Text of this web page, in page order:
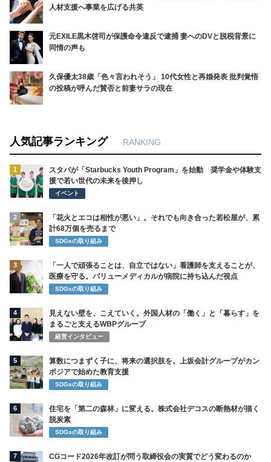
人材支援へ事業を広げる共英
元EXILE黒木啓司が保護命令違反で逮捕 妻へのDVと脱税背景に
同情の声も
久保優太38歳「色々言われそう」 10代女性と再婚発表 批判覚悟
の投稿が呼んだ賛否と前妻サラの現在
人気記事ランキング RANKING
1
スタバが「Starbucks Youth Program」を始動 奨学金や体験支
援で若い世代の未来を後押し
イベント
2
「花火とエコは相性が悪い」。それでも向き合った若松屋が、累
計68万個を売るまで
SDGsの取り組み
3
「一人で頑張ることは、自立ではない」看護師を支えることが、
医療を守る。バリューメディカルが病院に持ち込んだ視点
SDGsの取り組み
4
見えない壁を、こえていく。外国人材の「働く」と「暮らす」を
まるごと支えるWBPグループ
経営インタビュー
5
算数につまずく子に、将来の選択肢を。上坂会計グループがカン
ボジアで始めた教育支援
SDGsの取り組み
6
住宅を「第二の森林」に変える。株式会社デコスの断熱材が描く
脱炭素
SDGsの取り組み
7 CGコード2026年改訂が問う取締役会の実質でどう変わるのか